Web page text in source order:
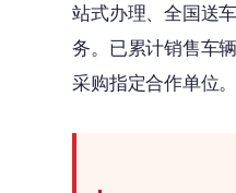
站式办理、全国送
务。已累计销售车
采购指定合作单位。